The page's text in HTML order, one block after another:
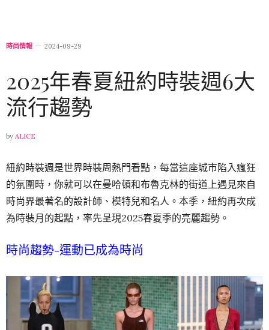
時尚情報 2024-09-29
2025年春夏紐約時裝週6大
流行趨勢
by ALICE
紐約時裝週是世界時裝周熱門看點， 每當這座城市陷入瘋狂
的氛圍時，你就可以在曼哈頓和布魯克林的街道上遇見來自
時尚界最著名的設計師、模特兒和名人。本季，紐約再次成
為時裝月的起點，率先呈現2025春夏季的亮麗趨勢。
時尚趨勢-運動已成為時尚